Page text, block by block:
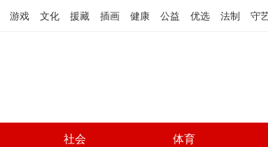
游戏 文化 援藏 插画 健康 公益 优选 法制 守
社会 体育